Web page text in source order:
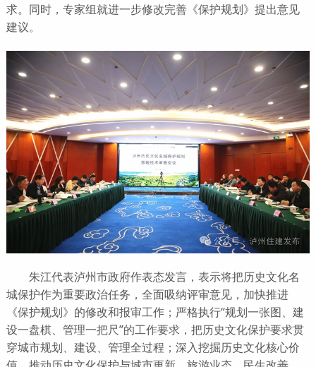
求。同时，专家组就进一步修改完善《保护规划》提出意见
建议。
朱江代表泸州市政府作表态发言，表示将把历史文化名
城保护作为重要政治任务，全面吸纳评审意见，加快推进
《保护规划》的修改和报审工作；严格执行“规划一张图、建
设一盘棋、管理一把尺”的工作要求，把历史文化保护要求贯
穿城市规划、建设、管理全过程；深入挖掘历史文化核心价